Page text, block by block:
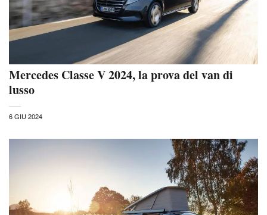
Mercedes Classe V 2024, la prova del van di
lusso
6 GIU 2024